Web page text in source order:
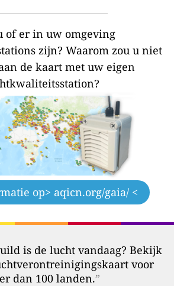
of er in uw omgeving
zijn? Waarom zou u niet
de kaart met uw eigen
op> aqicn.org/gaia/ <
is de lucht vandaag? Bekijk
voor
dan 100 landen.”